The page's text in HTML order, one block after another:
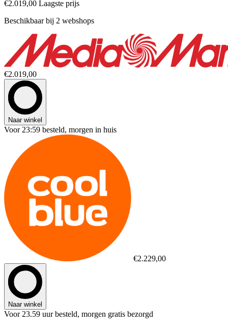
€2.019,00 Laagste prijs
Beschikbaar bij 2 webshops
€2.019,00
Naar winkel
Voor 23:59 besteld, morgen in huis
€2.229,00
Naar winkel
Voor 23.59 uur besteld, morgen gratis bezorgd